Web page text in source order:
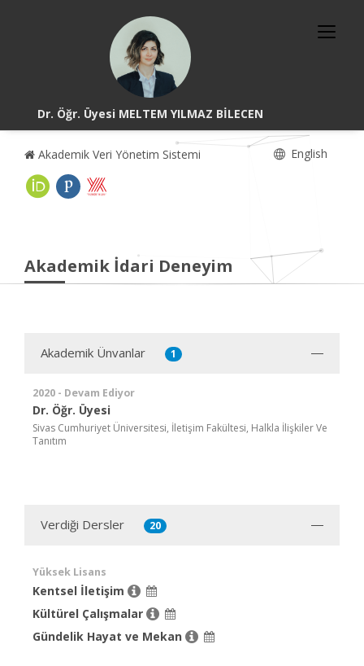
Dr. Öğr. Üyesi MELTEM YILMAZ BİLECEN
Akademik Veri Yönetim Sistemi English
Akademik İdari Deneyim
Akademik Ünvanlar 1
2020 - Devam Ediyor
Dr. Öğr. Üyesi
Sivas Cumhuriyet Üniversitesi, İletişim Fakültesi, Halkla İlişkiler Ve
Tanıtım
Verdiği Dersler 20
Yüksek Lisans
Kentsel İletişim
Kültürel Çalışmalar
Gündelik Hayat ve Mekan